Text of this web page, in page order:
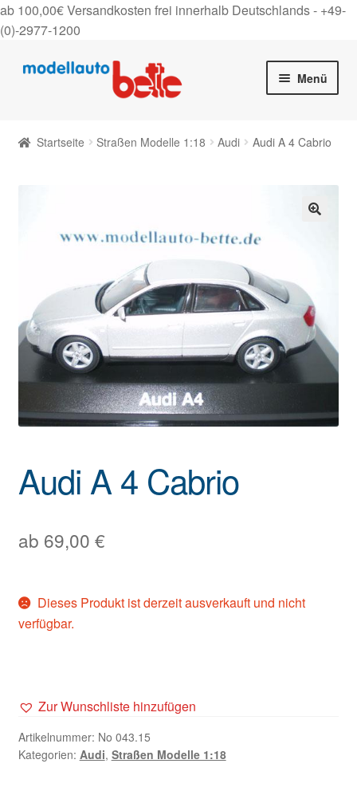
ab 100,00€ Versandkosten frei innerhalb Deutschlands - +49-
(0)-2977-1200
Zur
Zum
Menü
Über uns
On Tour
Kontakt
Startseite Straßen Modelle 1:18 Audi Audi A 4 Cabrio
Audi A 4 Cabrio
ab 69,00 €
Dieses Produkt ist derzeit ausverkauft und nicht
verfügbar.
Zur Wunschliste hinzufügen
Artikelnummer: No 043.15
Kategorien: Audi, Straßen Modelle 1:18